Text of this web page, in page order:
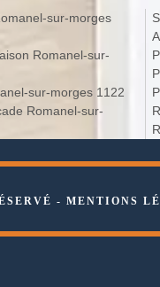
sur-morges
Romanel-sur-
sur-morges 1122
Romanel-sur-
- MENTIONS